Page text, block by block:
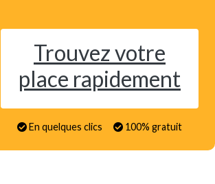
Trouvez votre
place rapidement
En quelques clics 100% gratuit